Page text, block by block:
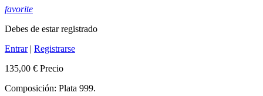
favorite
Debes de estar registrado
Entrar| Registrarse
135,00 € Precio
Composición: Plata 999.